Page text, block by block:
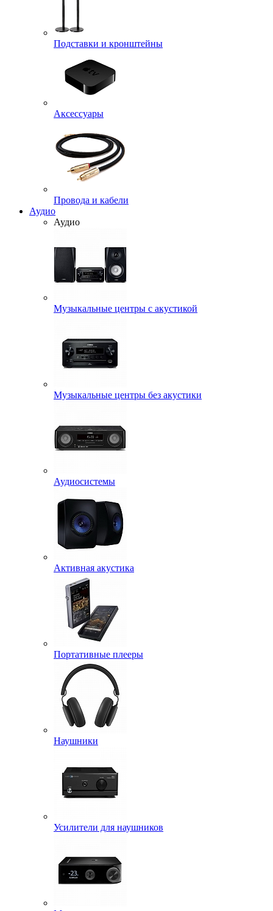
Подставки и кронштейны
Аксессуары
Провода и кабели
Аудио
Аудио
Музыкальные центры с акустикой
Музыкальные центры без акустики
Аудиосистемы
Активная акустика
Портативные плееры
Наушники
Усилители для наушников